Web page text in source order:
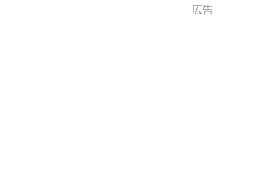
広告